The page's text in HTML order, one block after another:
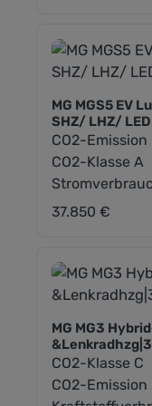
MG MGS5 EV
SHZ/ LHZ/ LED
CO2-
CO2-Klasse A
Regulärer Preis:
37.850 €
MG MG3
CO2-Klasse C
CO2-